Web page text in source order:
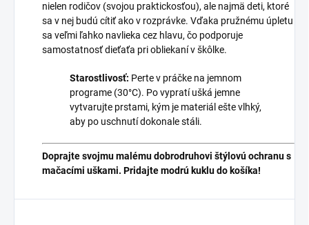
nielen rodičov (svojou praktickosťou), ale najmä deti, ktoré
sa v nej budú cítiť ako v rozprávke. Vďaka pružnému úpletu
sa veľmi ľahko navlieka cez hlavu, čo podporuje
samostatnosť dieťaťa pri obliekaní v škôlke.
Starostlivosť: Perte v práčke na jemnom
programe (30°C). Po vypratí ušká jemne
vytvarujte prstami, kým je materiál ešte vlhký,
aby po uschnutí dokonale stáli.
Doprajte svojmu malému dobrodruhovi štýlovú ochranu s
mačacími uškami. Pridajte modrú kuklu do košíka!